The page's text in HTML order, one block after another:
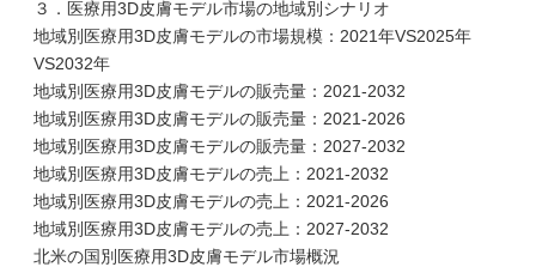
３．医療用3D皮膚モデル市場の地域別シナリオ
地域別医療用3D皮膚モデルの市場規模：2021年VS2025年
VS2032年
地域別医療用3D皮膚モデルの販売量：2021-2032
地域別医療用3D皮膚モデルの販売量：2021-2026
地域別医療用3D皮膚モデルの販売量：2027-2032
地域別医療用3D皮膚モデルの売上：2021-2032
地域別医療用3D皮膚モデルの売上：2021-2026
地域別医療用3D皮膚モデルの売上：2027-2032
北米の国別医療用3D皮膚モデル市場概況